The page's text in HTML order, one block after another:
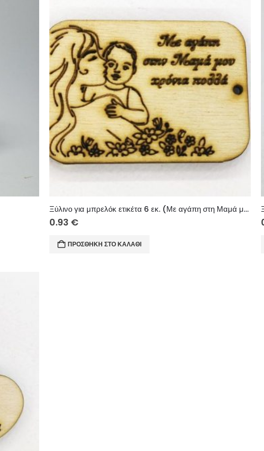
Ξύλινο για μπρελόκ ετικέτα 6 εκ. (Με αγάπη στη Μαμά μου χρόνια πολλά)
0.93 €
ΠΡΟΣΘΉΚΗ ΣΤΟ ΚΑΛΆΘΙ